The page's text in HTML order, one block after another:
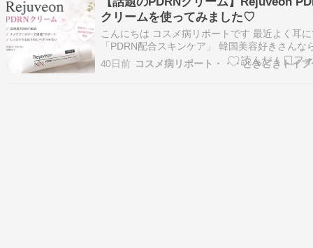
クリームを使ってみました♡
こんにちは コスメ病リポートです 最近よく耳
「PDRN配合スキンケア」 韓国美容好きさんな
度は目にしたことがあるのではないでしょうか
は話題の Rejuveon（リジュビオン）PDRNクリ
40日前 コスメ病リポート・・・ときどきトイプ